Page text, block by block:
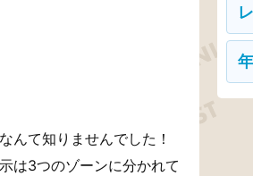
んて知りませんでした！
は3つのゾーンに分かれて